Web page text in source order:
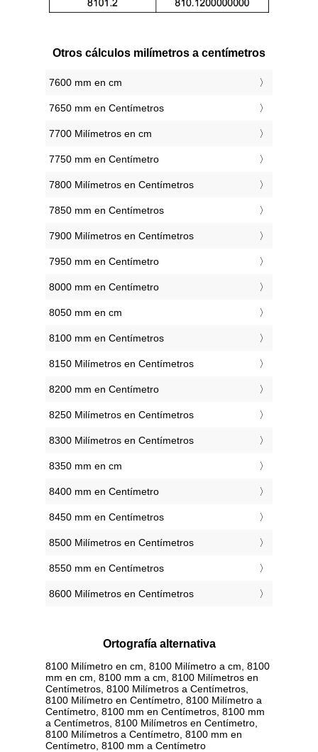
Otros cálculos milímetros a centímetros
7600 mm en cm
7650 mm en Centímetros
7700 Milímetros en cm
7750 mm en Centímetro
7800 Milímetros en Centímetros
7850 mm en Centímetros
7900 Milímetros en Centímetros
7950 mm en Centímetro
8000 mm en Centímetro
8050 mm en cm
8100 mm en Centímetros
8150 Milímetros en Centímetros
8200 mm en Centímetro
8250 Milímetros en Centímetros
8300 Milímetros en Centímetros
8350 mm en cm
8400 mm en Centímetro
8450 mm en Centímetros
8500 Milímetros en Centímetros
8550 mm en Centímetros
8600 Milímetros en Centímetros
Ortografía alternativa
8100 Milímetro en cm, 8100 Milímetro a cm, 8100
mm en cm, 8100 mm a cm, 8100 Milímetros en
Centímetros, 8100 Milímetros a Centímetros,
8100 Milímetro en Centímetro, 8100 Milímetro a
Centímetro, 8100 mm en Centímetros, 8100 mm
a Centímetros, 8100 Milímetros en Centímetro,
8100 Milímetros a Centímetro, 8100 mm en
Centímetro, 8100 mm a Centímetro